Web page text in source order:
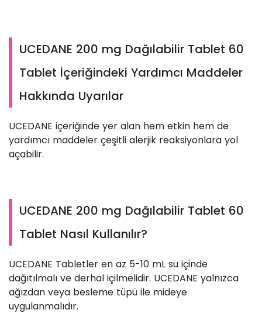
UCEDANE 200 mg Dağılabilir Tablet 60
Tablet İçeriğindeki Yardımcı Maddeler
Hakkında Uyarılar
UCEDANE içeriğinde yer alan hem etkin hem de
yardımcı maddeler çeşitli alerjik reaksiyonlara yol
açabilir.
UCEDANE 200 mg Dağılabilir Tablet 60
Tablet Nasıl Kullanılır?
UCEDANE Tabletler en az 5-10 mL su içinde
dağıtılmalı ve derhal içilmelidir. UCEDANE yalnızca
ağızdan veya besleme tüpü ile mideye
uygulanmalıdır.